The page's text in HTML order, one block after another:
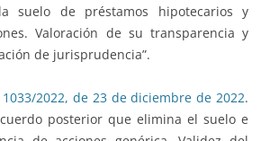
suelo de préstamos hipotecarios y
Valoración de su transparencia y
de jurisprudencia”.
1033/2022, de 23 de diciembre de 2022.
posterior que elimina el suelo e